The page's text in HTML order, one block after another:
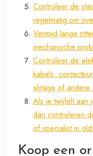
Controleer de
regelmatig om
Vermijd lange
mechanische
Controleer de
kabels,
slijtage of andere
Als je twijfelt aan
dan controleren
of specialist in
Koop een